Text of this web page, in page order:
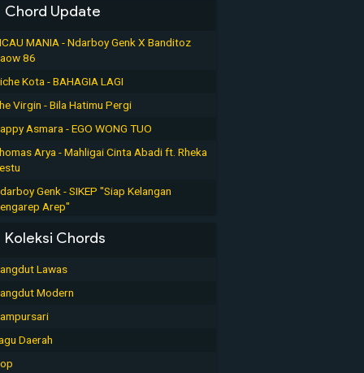
Chord Update
MANIA - Ndarboy Genk X Banditoz
86
Kota - BAHAGIA LAGI
Virgin - Bila Hatimu Pergi
Asmara - EGO WONG TUO
Arya - Mahligai Cinta Abadi ft. Rheka
Genk - SIKEP "Siap Kelangan
Arep"
Koleksi Chords
Lawas
Modern
Daerah